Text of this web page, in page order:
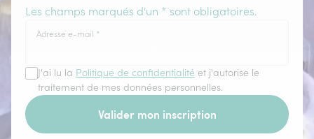
Les champs marqués d'un * sont obligatoires.
Adresse e-mail *
J'ai lu la Politique de confidentialité et j'autorise le
traitement de mes données personnelles.
Valider mon inscription